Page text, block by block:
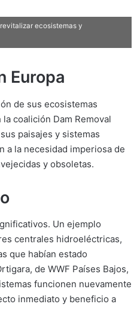
ecosistemas y
Europa
de sus ecosistemas
coalición Dam Removal
paisajes y sistemas
a la necesidad imperiosa de
y obsoletas.
Un ejemplo
centrales hidroeléctricas,
que habían estado
de WWF Países Bajos,
funcionen nuevamente
inmediato y beneficio a